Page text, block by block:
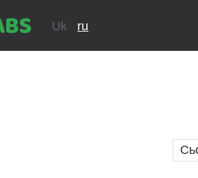
Uk ru